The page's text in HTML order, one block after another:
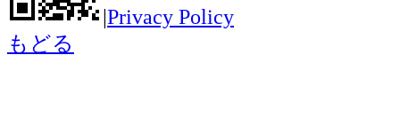
|Privacy Policy
もどる